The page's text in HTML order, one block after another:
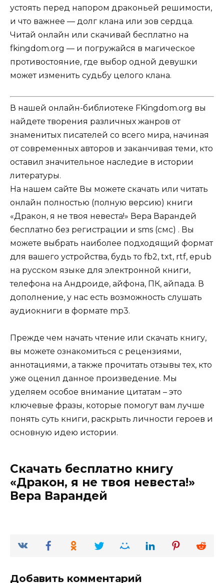
устоять перед напором драконьей решимости,
и что важнее — долг клана или зов сердца.
Читай онлайн или скачивай бесплатно на
fkingdom.org — и погружайся в магическое
противостояние, где выбор одной девушки
может изменить судьбу целого клана.
В нашей онлайн-библиотеке FKingdom.org вы
найдете творения различных жанров от
знаменитых писателей со всего мира, начиная
от современных авторов и заканчивая теми, кто
оставил значительное наследие в истории
литературы.
На нашем сайте Вы можете скачать или читать
онлайн полностью (полную версию) книги
«Дракон, я не твоя невеста!» Вера Варандей
бесплатно без регистрации и sms (смс) . Вы
можете выбрать наиболее подходящий формат
для вашего устройства, будь то fb2, txt, rtf, epub
на русском языке для электронной книги,
телефона на Андроиде, айфона, ПК, айпада. В
дополнение, у нас есть возможность слушать
аудиокниги в формате mp3.
Прежде чем начать чтение или скачать книгу,
вы можете ознакомиться с рецензиями,
аннотациями, а также прочитать отзывы тех, кто
уже оценил данное произведение. Мы
уделяем особое внимание цитатам – это
ключевые фразы, которые помогут вам лучше
понять суть книги, раскрыть личности героев и
основную идею истории.
Скачать бесплатно книгу
«Дракон, я не твоя невеста!»
Вера Варандей
Добавить комментарий